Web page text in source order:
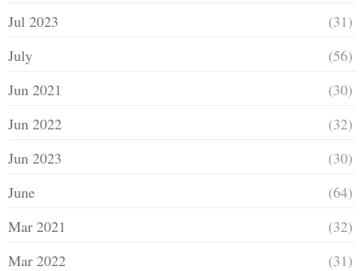
Jul 2023
(31)
July
(56)
Jun 2021
(30)
Jun 2022
(32)
Jun 2023
(30)
June
(64)
Mar 2021
(32)
Mar 2022
(31)